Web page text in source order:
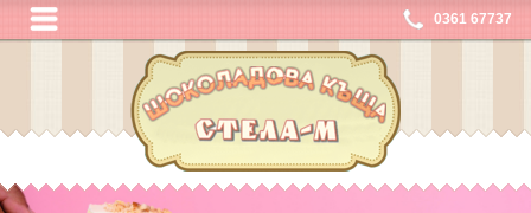
0361 67737